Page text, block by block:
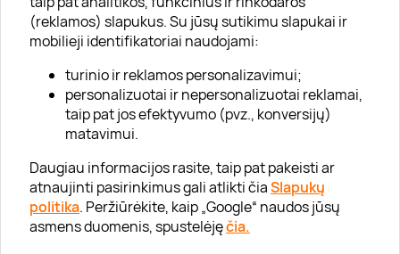
(reklamos) slapukus. Su jūsų sutikimu slapukai ir
mobilieji identifikatoriai naudojami:
turinio ir reklamos personalizavimui;
personalizuotai ir nepersonalizuotai reklamai,
taip pat jos efektyvumo (pvz., konversijų)
matavimui.
Daugiau informacijos rasite, taip pat pakeisti ar
atnaujinti pasirinkimus gali atlikti čiaSlapukų
politika. Peržiūrėkite, kaip „Google“ naudos jūsų
asmens duomenis, spustelėjęčia.
Lojalumo klubas
Karjera
Visi partneriai
Kontaktai
Tinklaraštis
Informacija